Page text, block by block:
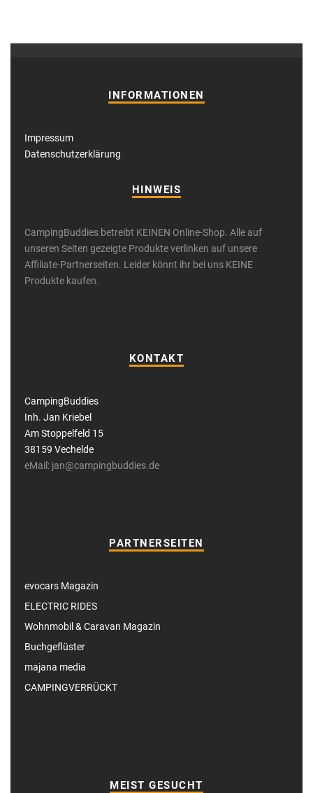
INFORMATIONEN
Impressum
Datenschutzerklärung
HINWEIS
CampingBuddies betreibt KEINEN Online-Shop. Alle auf
unseren Seiten gezeigte Produkte verlinken auf unsere
Affiliate-Partnerseiten. Leider könnt ihr bei uns KEINE
Produkte kaufen.
KONTAKT
CampingBuddies
Inh. Jan Kriebel
Am Stoppelfeld 15
38159 Vechelde
eMail: jan@campingbuddies.de
PARTNERSEITEN
evocars Magazin
ELECTRIC RIDES
Wohnmobil & Caravan Magazin
Buchgeflüster
majana media
CAMPINGVERRÜCKT
MEIST GESUCHT